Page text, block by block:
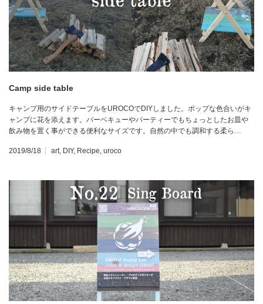
Camp side table
キャンプ用のサイドテーブルをUROCOでDIYしました。ポップな色合いがキ
ャンプに花を添えます。バーベキューやパーティーでもちょっとしたお皿や
飲み物を置く事ができる便利なサイズです。自然の中でも調和する柔ら…
2019/8/18 art, DIY, Recipe, uroco